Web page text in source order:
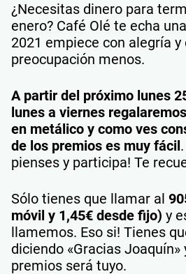
¿Necesitas dinero para
enero? Café Olé te echa
2021 empiece con alegría y
preocupación menos.
A partir del próximo lunes
lunes a viernes
en metálico y como ves
de los premios es muy fácil
pienses y participa! Te
Sólo tienes que llamar al
móvil y 1,45€ desde fijo) y
llamemos. Eso si! Tienes
diciendo «Gracias Joaquín»
premios será tuyo.